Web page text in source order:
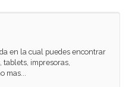
en la cual puedes encontrar
impresoras,